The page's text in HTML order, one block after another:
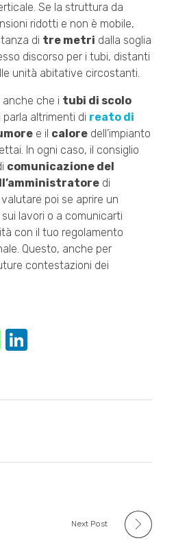
Se la struttura da
ridotti e non è mobile,
di tre metri dalla soglia
discorso per i tubi, distanti
unità abitative circostanti.
che i tubi di scolo
parla altrimenti di reato di
e il calore dell’impianto
In ogni caso, il consiglio
comunicazione del
di
poi se aprire un
lavori o a comunicarti
con il tuo regolamento
Questo, anche per
contestazioni dei
W
s
p
e
Next Post